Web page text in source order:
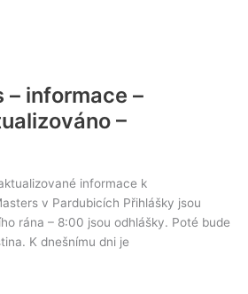
– informace –
–
informace k
v Pardubicích Přihlášky jsou
rána – 8:00 jsou odhlášky. Poté bude
K dnešnímu dni je